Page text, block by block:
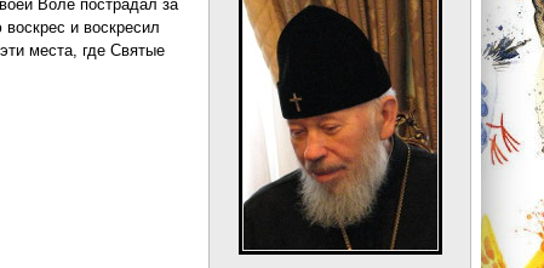
Воле пострадал за
и воскресил
места, где Святые